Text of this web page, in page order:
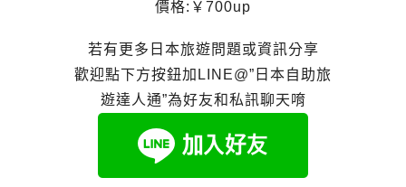
價格:￥700up
若有更多日本旅遊問題或資訊分享
歡迎點下方按鈕加LINE@”日本自助旅
遊達人通”為好友和私訊聊天唷